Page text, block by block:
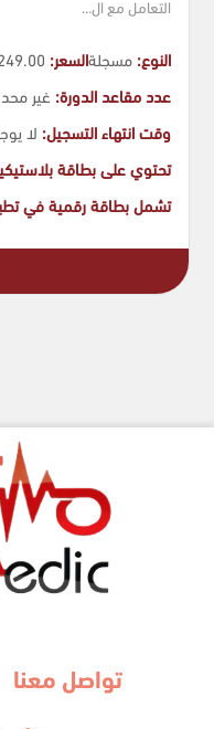
التعامل مع ال...
النوع: مسجلةالسعر:
عدد مقاعد الدورة: غير
وقت انتهاء التسجيل: لا
تحتوي على بطاقة
تشمل بطاقة رقمية في
تواصل معنا